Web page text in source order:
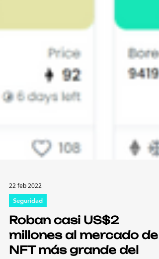
22 feb 2022
Seguridad
Roban casi US$2